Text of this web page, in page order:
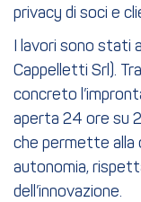
privacy di soci e
I lavori sono
Cappelletti Srl).
concreto
aperta 24 ore su
che permette alla
autonomia,
dell’innovazione.